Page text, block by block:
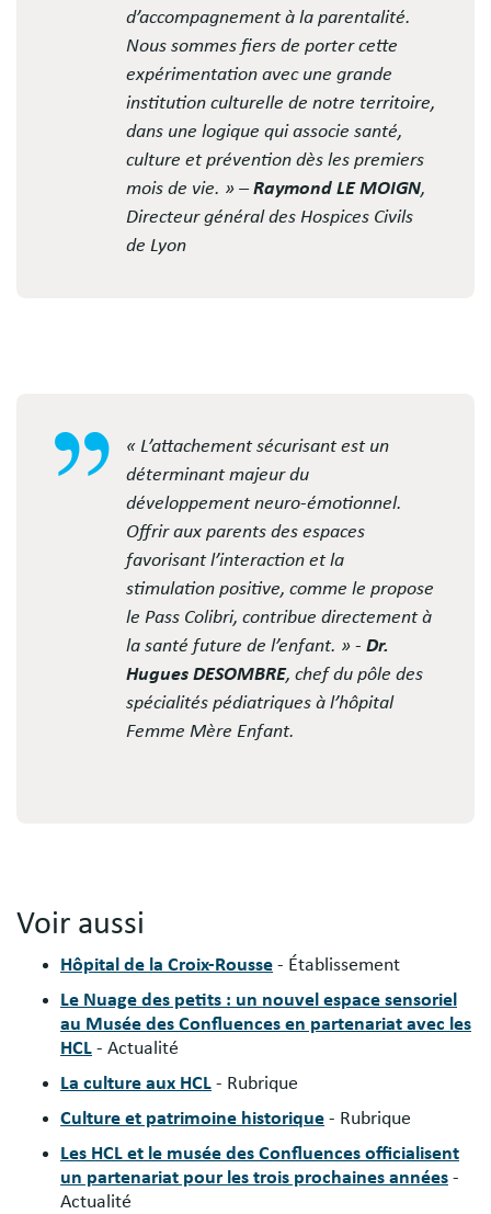
d’accompagnement à la parentalité.
Nous sommes fiers de porter cette
expérimentation avec une grande
institution culturelle de notre territoire,
dans une logique qui associe santé,
culture et prévention dès les premiers
mois de vie. » –Raymond LE MOIGN,
Directeur général des Hospices Civils
de Lyon
« L’attachement sécurisant est un
déterminant majeur du
développement neuro-émotionnel.
Offrir aux parents des espaces
favorisant l’interaction et la
stimulation positive, comme le propose
le Pass Colibri, contribue directement à
la santé future de l’enfant. » - Dr.
Hugues DESOMBRE, chef du pôle des
spécialités pédiatriques à l’hôpital
Femme Mère Enfant.
Voir aussi
Hôpital de la Croix-Rousse - Établissement
Le Nuage des petits : un nouvel espace sensoriel
au Musée des Confluences en partenariat avec les
HCL - Actualité
La culture aux HCL - Rubrique
Culture et patrimoine historique - Rubrique
Les HCL et le musée des Confluences officialisent
un partenariat pour les trois prochaines années -
Actualité